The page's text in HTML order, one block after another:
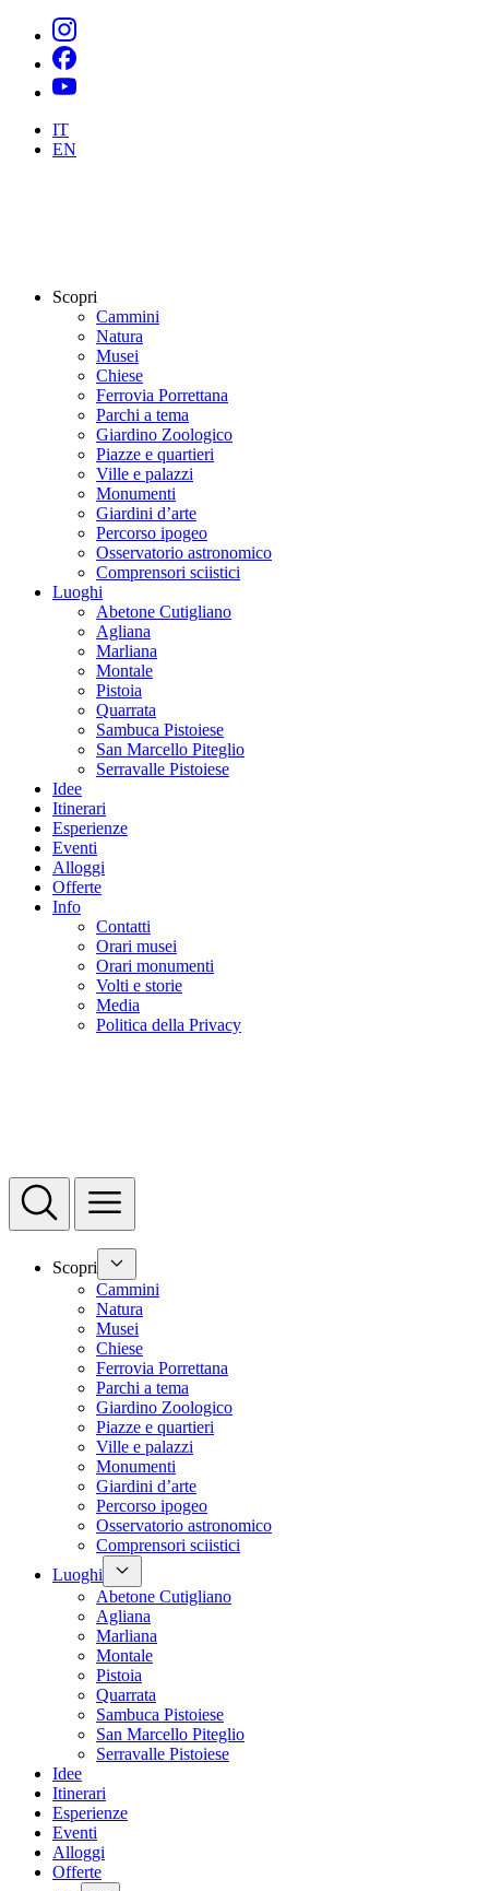
IT
EN
Scopri
Cammini
Natura
Musei
Chiese
Ferrovia Porrettana
Parchi a tema
Giardino Zoologico
Piazze e quartieri
Ville e palazzi
Monumenti
Giardini d’arte
Percorso ipogeo
Osservatorio astronomico
Comprensori sciistici
Luoghi
Abetone Cutigliano
Agliana
Marliana
Montale
Pistoia
Quarrata
Sambuca Pistoiese
San Marcello Piteglio
Serravalle Pistoiese
Idee
Itinerari
Esperienze
Eventi
Alloggi
Offerte
Info
Contatti
Orari musei
Orari monumenti
Volti e storie
Media
Politica della Privacy
Scopri
Cammini
Natura
Musei
Chiese
Ferrovia Porrettana
Parchi a tema
Giardino Zoologico
Piazze e quartieri
Ville e palazzi
Monumenti
Giardini d’arte
Percorso ipogeo
Osservatorio astronomico
Comprensori sciistici
Luoghi
Abetone Cutigliano
Agliana
Marliana
Montale
Pistoia
Quarrata
Sambuca Pistoiese
San Marcello Piteglio
Serravalle Pistoiese
Idee
Itinerari
Esperienze
Eventi
Alloggi
Offerte